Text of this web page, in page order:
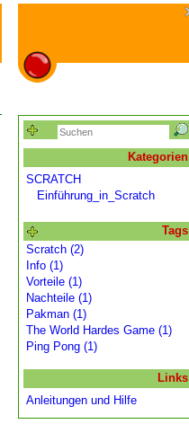
Kategorien
SCRATCH
Einführung_in_Scratch
Tags
Scratch (2)
Info (1)
Vorteile (1)
Nachteile (1)
Pakman (1)
The World Hardes Game (1)
Ping Pong (1)
Links
Anleitungen und Hilfe